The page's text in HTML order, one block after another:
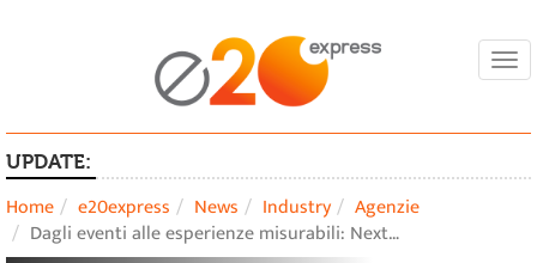
UPDATE:
Home e20express News Industry
Agenzie
Dagli eventi alle esperienze misurabili: Next…